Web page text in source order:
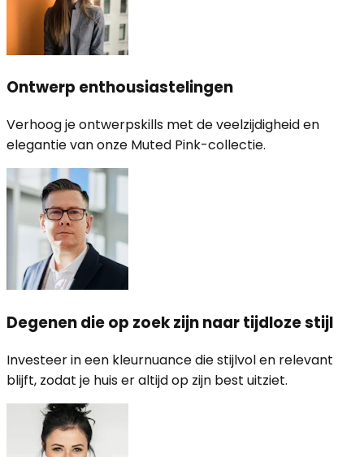
Ontwerp enthousiastelingen
Verhoog je ontwerpskills met de veelzijdigheid en
elegantie van onze Muted Pink-collectie.
Degenen die op zoek zijn naar tijdloze stijl
Investeer in een kleurnuance die stijlvol en relevant
blijft, zodat je huis er altijd op zijn best uitziet.